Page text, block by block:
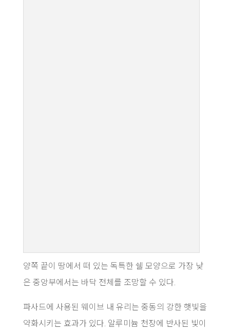
양쪽 끝이 땅에서 떠 있는 독특한 쉘 모양으로 가장 낮
은 중앙부에서는 바닥 전체를 조망할 수 있다.
파사드에 사용된 웨이브 내 유리는 중동의 강한 햇빛을
약화시키는 효과가 있다. 알루미늄 천장에 반사된 빛이